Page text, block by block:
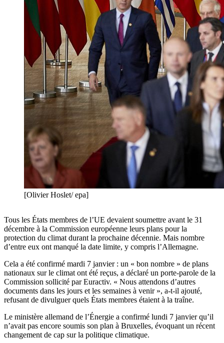
[Olivier Hoslet/ epa]
Tous les États membres de l’UE devaient soumettre avant le 31
décembre à la Commission européenne leurs plans pour la
protection du climat durant la prochaine décennie. Mais nombre
d’entre eux ont manqué la date limite, y compris l’Allemagne.
Cela a été confirmé mardi 7 janvier : un « bon nombre » de plans
nationaux sur le climat ont été reçus, a déclaré un porte-parole de la
Commission sollicité par Euractiv. « Nous attendons d’autres
documents dans les jours et les semaines à venir », a-t-il ajouté,
refusant de divulguer quels États membres étaient à la traîne.
Le ministère allemand de l’Énergie a confirmé lundi 7 janvier qu’il
n’avait pas encore soumis son plan à Bruxelles, évoquant un récent
changement de cap sur la politique climatique.